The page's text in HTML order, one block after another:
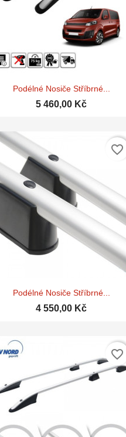
Rychlý náhled
Podélné Nosiče Stříbrné...
5 460,00 Kč
Rychlý náhled
Podélné Nosiče Stříbrné...
4 550,00 Kč
favorite_border
favorite_border